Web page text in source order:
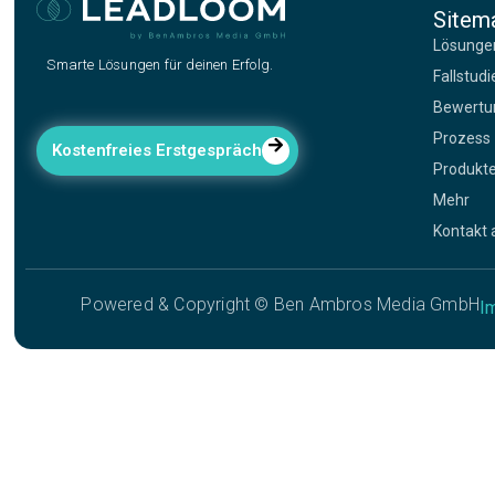
Smarte Lösungen für deinen Erfolg.
Kostenfreies Erstgespräch
Prozess
Produkte
Mehr
Kontakt
Powered & Copyright © Ben Ambros Media GmbH